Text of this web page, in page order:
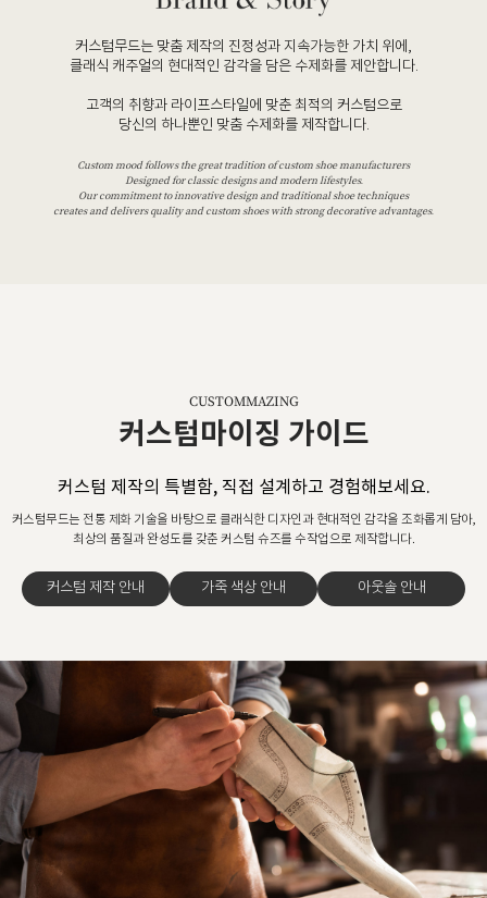
커스텀무드는 맞춤 제작의 진정성과 지속가능한 가치 위에,
클래식 캐주얼의 현대적인 감각을 담은 수제화를 제안합니다.
고객의 취향과 라이프스타일에 맞춘 최적의 커스텀으로
당신의 하나뿐인 맞춤 수제화를 제작합니다.
Custom mood follows the great tradition of custom shoe manufacturers
Designed for classic designs and modern lifestyles.
Our commitment to innovative design and traditional shoe techniques
creates and delivers quality and custom shoes with strong decorative advantages.
CUSTOMMAZING
커스텀마이징 가이드
커스텀 제작의 특별함, 직접 설계하고 경험해보세요.
커스텀무드는 전통 제화 기술을 바탕으로 클래식한 디자인과 현대적인 감각을 조화롭게 담아,
최상의 품질과 완성도를 갖춘 커스텀 슈즈를 수작업으로 제작합니다.
커스텀 제작 안내 가죽 색상 안내 아웃솔 안내